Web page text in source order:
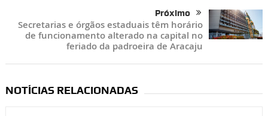
Próximo
Secretarias e órgãos estaduais têm horário
de funcionamento alterado na capital no
feriado da padroeira de Aracaju
NOTÍCIAS RELACIONADAS